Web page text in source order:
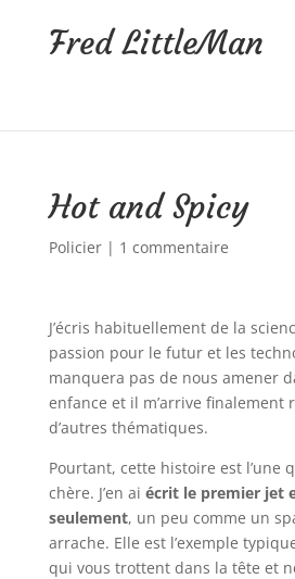
Fred LittleMan
Hot and Spicy
Policier| 1 commentaire
J’écris habituellement de la
passion pour le futur et les
manquera pas de nous amener
enfance et il m’arrive finalement
d’autres thématiques.
Pourtant, cette histoire est l’une
chère. J’en ai écrit le premier jet
seulement, un peu comme un
arrache. Elle est l’exemple
qui vous trottent dans la tête et